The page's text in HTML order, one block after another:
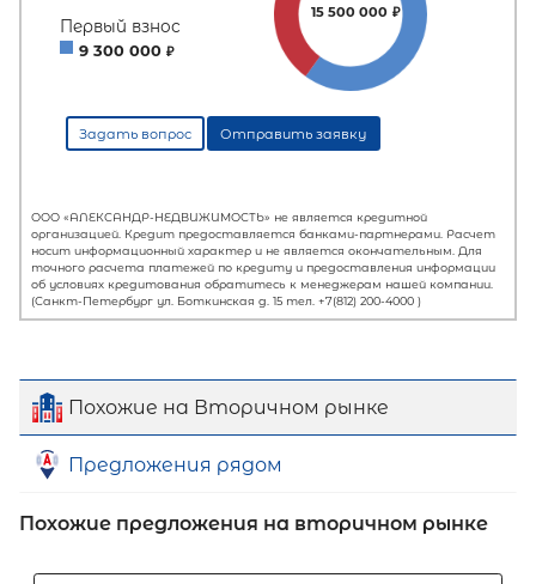
Похожие на Вторичном рынке
Предложения рядом
Похожие предложения на вторичном рынке